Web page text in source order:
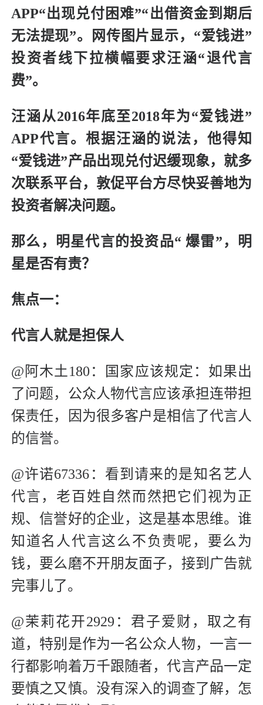
APP“出现兑付困难”“出借资金到期后
无法提现”。网传图片显示，“爱钱进”
投资者线下拉横幅要求汪涵“退代言
费”。
汪涵从2016年底至2018年为“爱钱进”
APP代言。根据汪涵的说法，他得知
“爱钱进”产品出现兑付迟缓现象，就多
次联系平台，敦促平台方尽快妥善地为
投资者解决问题。
那么，明星代言的投资品“ 爆雷”，明
星是否有责？
焦点一：
代言人就是担保人
@阿木土180：国家应该规定：如果出
了问题，公众人物代言应该承担连带担
保责任，因为很多客户是相信了代言人
的信誉。
@许诺67336：看到请来的是知名艺人
代言，老百姓自然而然把它们视为正
规、信誉好的企业，这是基本思维。谁
知道名人代言这么不负责呢，要么为
钱，要么磨不开朋友面子，接到广告就
完事儿了。
@茉莉花开2929：君子爱财，取之有
道，特别是作为一名公众人物，一言一
行都影响着万千跟随者，代言产品一定
要慎之又慎。没有深入的调查了解，怎